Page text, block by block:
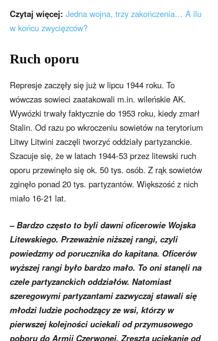
Czytaj więcej: Jedna wojna, trzy zakończenia… A ilu
w końcu zwycięzców?
Ruch oporu
Represje zaczęły się już w lipcu 1944 roku. To
wówczas sowieci zaatakowali m.in. wileńskie AK.
Wywózki trwały faktycznie do 1953 roku, kiedy zmarł
Stalin. Od razu po wkroczeniu sowietów na terytorium
Litwy Litwini zaczęli tworzyć oddziały partyzanckie.
Szacuje się, że w latach 1944-53 przez litewski ruch
oporu przewinęło się ok. 50 tys. osób. Z rąk sowietów
zginęło ponad 20 tys. partyzantów. Większość z nich
miało 16-21 lat.
– Bardzo często to byli dawni oficerowie Wojska
Litewskiego. Przeważnie niższej rangi, czyli
powiedzmy od porucznika do kapitana. Oficerów
wyższej rangi było bardzo mało. To oni stanęli na
czele partyzanckich oddziałów. Natomiast
szeregowymi partyzantami zazwyczaj stawali się
młodzi ludzie pochodzący ze wsi, którzy w
pierwszej kolejności uciekali od przymusowego
poboru do Armii Czerwonej. Zresztą uciekanie od